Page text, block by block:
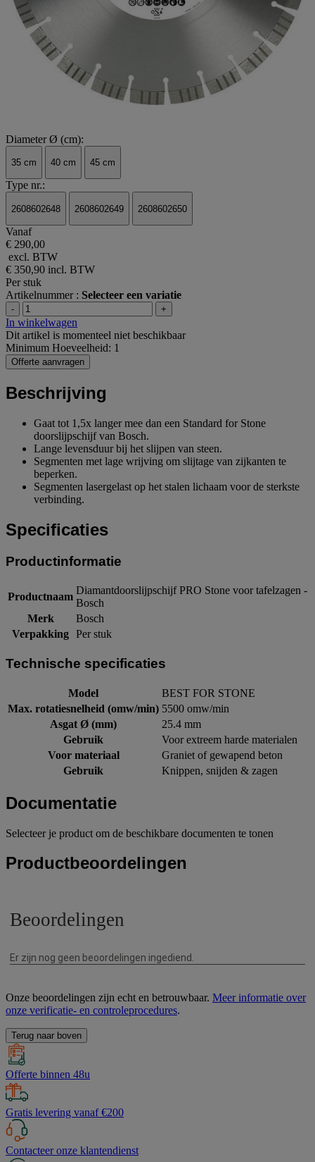
Diameter Ø (cm):
35 cm 40 cm 45 cm
Type nr.:
2608602648 2608602649 2608602650
Vanaf
€ 290,00
excl. BTW
€ 350,90 incl. BTW
Per stuk
Artikelnummer : Selecteer een variatie
- +
In winkelwagen
Dit artikel is momenteel niet beschikbaar
Minimum Hoeveelheid: 1
Offerte aanvragen
Beschrijving
Gaat tot 1,5x langer mee dan een Standard for Stone
doorslijpschijf van Bosch.
Lange levensduur bij het slijpen van steen.
Segmenten met lage wrijving om slijtage van zijkanten te
beperken.
Segmenten lasergelast op het stalen lichaam voor de sterkste
verbinding.
Specificaties
Productinformatie
Productnaam
Diamantdoorslijpschijf PRO Stone voor tafelzagen -
Bosch
Merk
Bosch
Verpakking Per stuk
Technische specificaties
Model
BEST FOR STONE
Max. rotatiesnelheid (omw/min) 5500 omw/min
Asgat Ø (mm)
25.4 mm
Gebruik
Voor extreem harde materialen
Voor materiaal
Graniet of gewapend beton
Gebruik
Knippen, snijden & zagen
Documentatie
Selecteer je product om de beschikbare documenten te tonen
Productbeoordelingen
Onze beoordelingen zijn echt en betrouwbaar. Meer informatie over
onze verificatie- en controleprocedures.
Terug naar boven
Offerte binnen 48u
Gratis levering vanaf €200
Contacteer onze klantendienst